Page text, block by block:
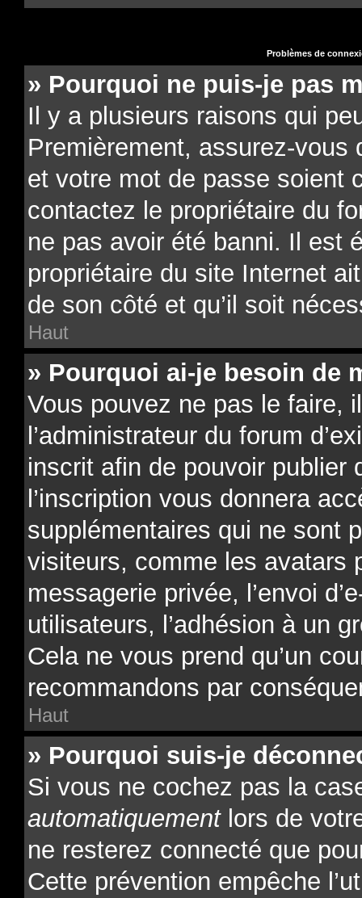
Problèmes de
» Pourquoi ne puis-je pas
Il y a plusieurs raisons qui
Premièrement, assurez-vous
et votre mot de passe soient
contactez le propriétaire du
ne pas avoir été banni. Il est
propriétaire du site Internet
de son côté et qu’il soit
Haut
» Pourquoi ai-je besoin de
Vous pouvez ne pas le faire,
l’administrateur du forum
inscrit afin de pouvoir publier
l’inscription vous donnera
supplémentaires qui ne sont
visiteurs, comme les avatars
messagerie privée, l’envoi
utilisateurs, l’adhésion à un
Cela ne vous prend qu’un
recommandons par
Haut
» Pourquoi suis-je
Si vous ne cochez pas la
automatiquementlors de
ne resterez connecté que
Cette prévention empêche